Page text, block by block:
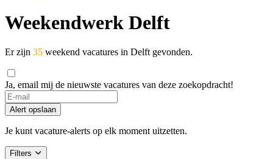
Weekendwerk Delft
Er zijn 35 weekend vacatures in Delft gevonden.
Ja, email mij de nieuwste vacatures van deze zoekopdracht!
Alert opslaan
Je kunt vacature-alerts op elk moment uitzetten.
Filters